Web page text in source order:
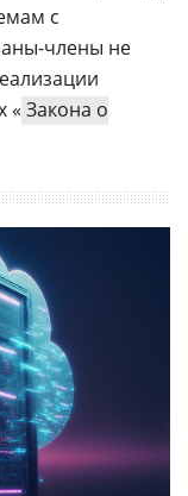
с
члены не
« Закона о